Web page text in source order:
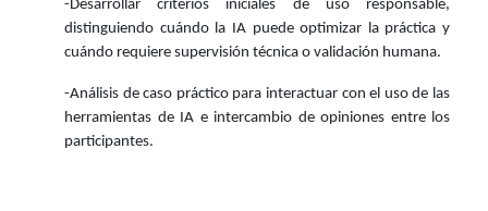
-Desarrollar criterios iniciales de uso responsable,
distinguiendo cuándo la IA puede optimizar la práctica y
cuándo requiere supervisión técnica o validación humana.
-Análisis de caso práctico para interactuar con el uso de las
herramientas de IA e intercambio de opiniones entre los
participantes.